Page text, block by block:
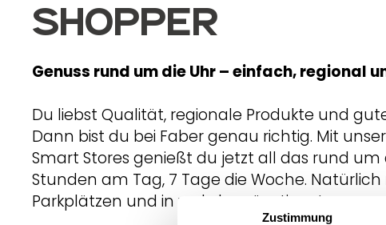
Zustimmung
Shopper
Genuss rund um die Uhr – einfach, regional
Du liebst Qualität, regionale Produkte und
Dann bist du bei Faber genau richtig. Mit
Smart Stores genießt du jetzt all das rund um
Stunden am Tag, 7 Tage die Woche.
Parkplätzen und in verkehrsgünstiger Lage.